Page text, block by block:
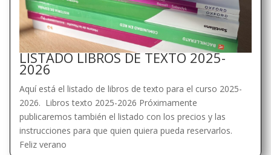
LISTADO LIBROS DE TEXTO 2025-
2026
Aquí está el listado de libros de texto para el curso 2025-
2026. Libros texto 2025-2026 Próximamente
publicaremos también el listado con los precios y las
instrucciones para que quien quiera pueda reservarlos.
Feliz verano